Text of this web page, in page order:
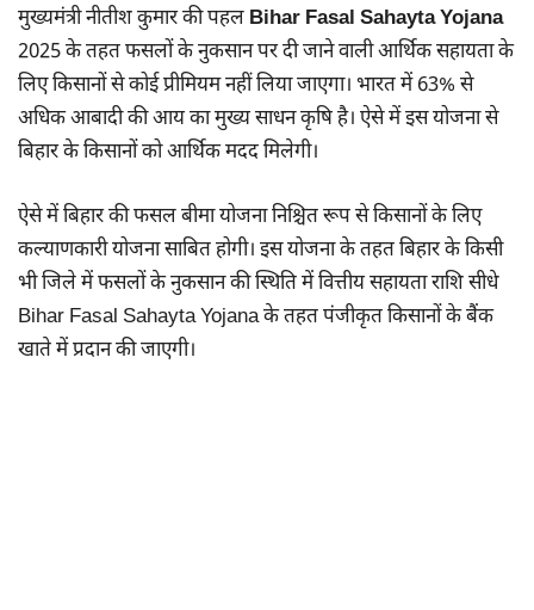
मुख्यमंत्री नीतीश कुमार की पहल Bihar Fasal Sahayta Yojana
2025 के तहत फसलों के नुकसान पर दी जाने वाली आर्थिक सहायता के
लिए किसानों से कोई प्रीमियम नहीं लिया जाएगा। भारत में 63% से
अधिक आबादी की आय का मुख्य साधन कृषि है। ऐसे में इस योजना से
बिहार के किसानों को आर्थिक मदद मिलेगी।
ऐसे में बिहार की फसल बीमा योजना निश्चित रूप से किसानों के लिए
कल्याणकारी योजना साबित होगी। इस योजना के तहत बिहार के किसी
भी जिले में फसलों के नुकसान की स्थिति में वित्तीय सहायता राशि सीधे
Bihar Fasal Sahayta Yojana के तहत पंजीकृत किसानों के बैंक
खाते में प्रदान की जाएगी।